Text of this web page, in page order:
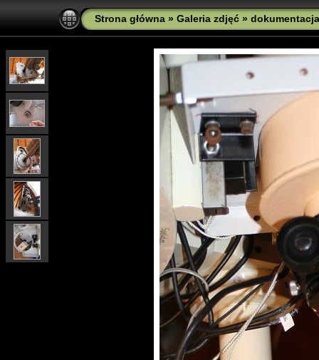
Strona główna » Galeria zdjęć » dokumentacja